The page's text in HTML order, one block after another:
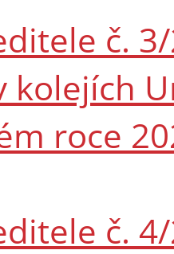
č.
kolejích
roce
č.